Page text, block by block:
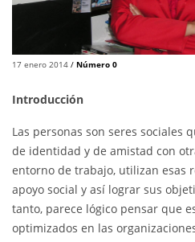
17 enero 2014 / Número 0
Introducción
Las personas son seres sociales
de identidad y de amistad con
entorno de trabajo, utilizan esas
apoyo social y así lograr sus
tanto, parece lógico pensar que
optimizados en las